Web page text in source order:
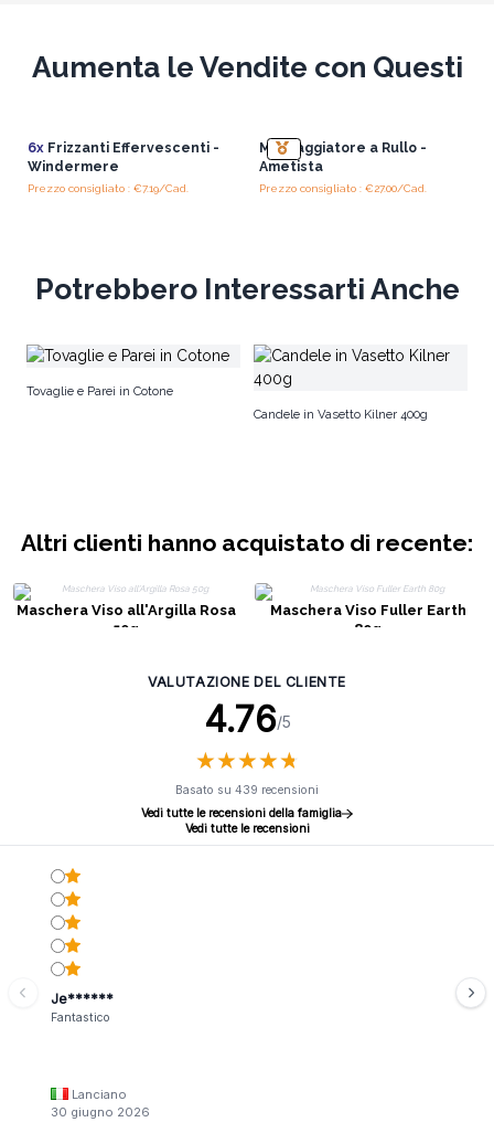
Aumenta le Vendite con Questi
6xFrizzanti Effervescenti -
Windermere
Prezzo consigliato : €7.19/Cad.
Massaggiatore a Rullo -
Ametista
Prezzo consigliato : €27.00/Cad.
Potrebbero Interessarti Anche
Tovaglie e Parei in Cotone
Candele in Vasetto Kilner 400g
Altri clienti hanno acquistato di recente:
Maschera Viso all'Argilla Rosa
50g
Maschera Viso Fuller Earth
80g
VALUTAZIONE DEL CLIENTE
4.76/5
★★★★★
★★★★★
Basato su 439 recensioni
Vedi tutte le recensioni della famiglia
Vedi tutte le recensioni
Je******
Fantastico
Lanciano
30 giugno 2026